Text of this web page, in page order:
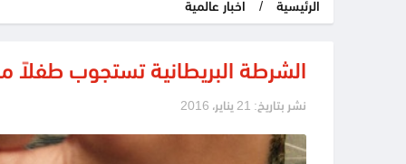
الرئيسية / اخبار عالمية
الشرطة البريطانية تستجوب
نشر بتاريخ: 21 يناير، 2016